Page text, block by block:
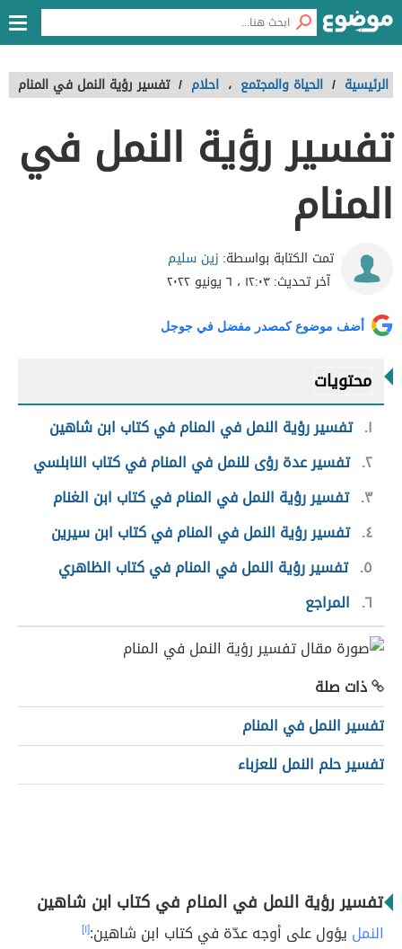
الرئيسية / الحياة والمجتمع ، احلام / تفسير رؤية النمل في المنام
تفسير رؤية النمل في
المنام
تمت الكتابة بواسطة: زين سليم
آخر تحديث:١٢:٠٣ ، ٦ يونيو ٢٠٢٢
أضف موضوع كمصدر مفضل في جوجل
محتويات
١ تفسير رؤية النمل في المنام في كتاب ابن شاهين
٢ تفسير عدة رؤى للنمل في المنام في كتاب النابلسي
٣ تفسير رؤية النمل في المنام في كتاب ابن الغنام
٤ تفسير رؤية النمل في المنام في كتاب ابن سيرين
٥ تفسير رؤية النمل في المنام في كتاب الظاهري
٦ المراجع
ذات صلة
تفسير النمل في المنام
تفسير حلم النمل للعزباء
تفسير رؤية النمل في المنام في كتاب ابن شاهين
النمل يؤول على أوجه عدّة في كتاب ابن شاهين:[١]